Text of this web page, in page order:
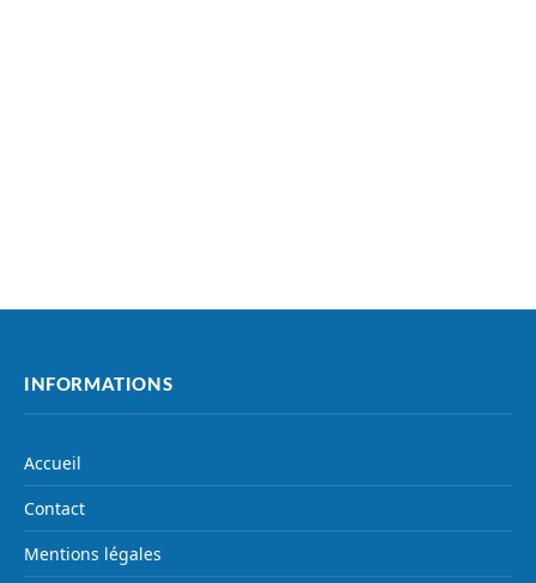
INFORMATIONS
Accueil
Contact
Mentions légales